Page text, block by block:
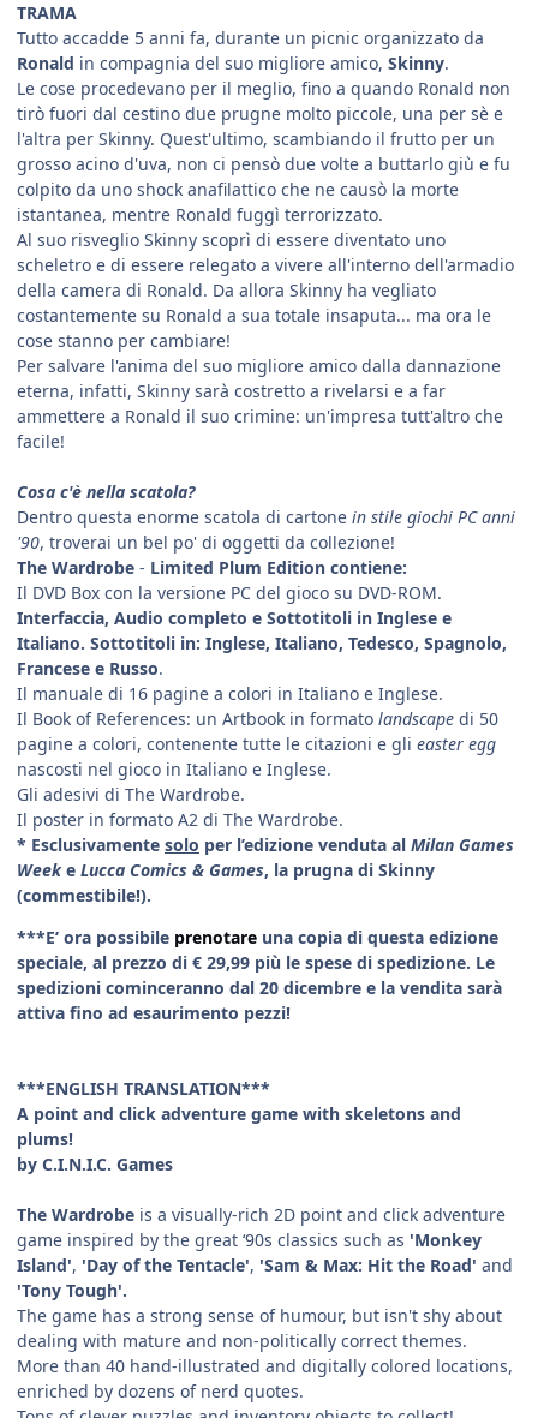
TRAMA
Tutto accadde 5 anni fa, durante un picnic organizzato da
Ronald in compagnia del suo migliore amico, Skinny.
Le cose procedevano per il meglio, fino a quando Ronald non
tirò fuori dal cestino due prugne molto piccole, una per sè e
l'altra per Skinny. Quest'ultimo, scambiando il frutto per un
grosso acino d'uva, non ci pensò due volte a buttarlo giù e fu
colpito da uno shock anafilattico che ne causò la morte
istantanea, mentre Ronald fuggì terrorizzato.
Al suo risveglio Skinny scoprì di essere diventato uno
scheletro e di essere relegato a vivere all'interno dell'armadio
della camera di Ronald. Da allora Skinny ha vegliato
costantemente su Ronald a sua totale insaputa... ma ora le
cose stanno per cambiare!
Per salvare l'anima del suo migliore amico dalla dannazione
eterna, infatti, Skinny sarà costretto a rivelarsi e a far
ammettere a Ronald il suo crimine: un'impresa tutt'altro che
facile!
Cosa c'è nella scatola?
Dentro questa enorme scatola di cartone in stile giochi PC anni
'90, troverai un bel po' di oggetti da collezione!
The Wardrobe - Limited Plum Edition contiene:
Il DVD Box con la versione PC del gioco su DVD-ROM.
Interfaccia, Audio completo e Sottotitoli in Inglese e
Italiano. Sottotitoli in: Inglese, Italiano, Tedesco, Spagnolo,
Francese e Russo.
Il manuale di 16 pagine a colori in Italiano e Inglese.
Il Book of References: un Artbook in formato landscape di 50
pagine a colori, contenente tutte le citazioni e gli easter egg
nascosti nel gioco in Italiano e Inglese.
Gli adesivi di The Wardrobe.
Il poster in formato A2 di The Wardrobe.
* Esclusivamente solo per l’edizione venduta al Milan Games
Weeke Lucca Comics & Games, la prugna di Skinny
(commestibile!).
***E’ ora possibile prenotare una copia di questa edizione
speciale, al prezzo di € 29,99 più le spese di spedizione. Le
spedizioni cominceranno dal 20 dicembre e la vendita sarà
attiva fino ad esaurimento pezzi!
***ENGLISH TRANSLATION***
A point and click adventure game with skeletons and
plums!
by C.I.N.I.C. Games
The Wardrobe is a visually-rich 2D point and click adventure
game inspired by the great ‘90s classics such as 'Monkey
Island', 'Day of the Tentacle', 'Sam & Max: Hit the Road' and
'Tony Tough'.
The game has a strong sense of humour, but isn't shy about
dealing with mature and non-politically correct themes.
More than 40 hand-illustrated and digitally colored locations,
enriched by dozens of nerd quotes.